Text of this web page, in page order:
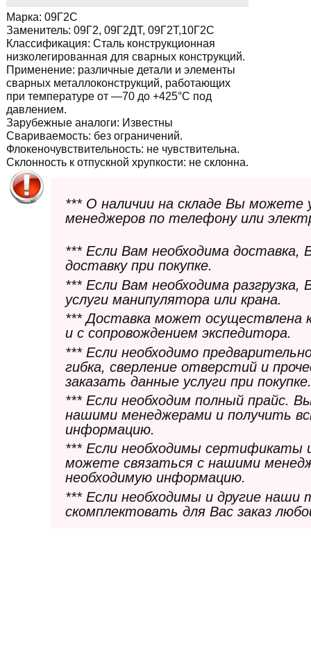
Марка: 09Г2С
Заменитель: 09Г2, 09Г2ДТ, 09Г2Т,10Г2С
Классификация: Сталь конструкционная
низколегированная для сварных конструкций.
Применение: различные детали и элементы
сварных металлоконструкций, работающих
при температуре от —70 до +425°С под
давлением.
Зарубежные аналоги: Известны
Свариваемость: без ограничений.
Флокеночувствительность: не чувствительна.
Склонность к отпускной хрупкости: не склонна.
*** О наличии на складе Вы можете
менеджеров по телефону или
*** Если Вам необходима
доставку при покупке.
*** Если Вам необходима
услуги манипулятора или крана.
*** Доставка может осуществлена
и с сопровождением экспедитора.
*** Если необходимо
гибка, сверление отверстий и
заказать данные услуги при покупке.
*** Если необходим полный прайс.
нашими менеджерами и получить
информацию.
*** Если необходимы сертификаты
можете связаться с нашими
необходимую информацию.
*** Если необходимы и другие
скомплектовать для Вас заказ